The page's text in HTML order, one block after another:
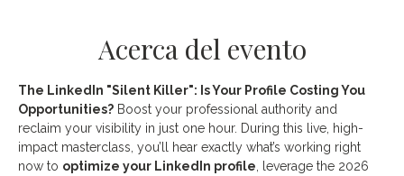
Acerca del evento
The LinkedIn "Silent Killer": Is Your Profile Costing You
Opportunities? Boost your professional authority and
reclaim your visibility in just one hour. During this live, high-
impact masterclass, you’ll hear exactly what’s working right
now to optimize your LinkedIn profile , leverage the 2026